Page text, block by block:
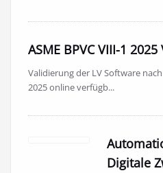
ASME BPVC VIII-1
Validierung der LV Software
2025 online verfügb...
Digitale